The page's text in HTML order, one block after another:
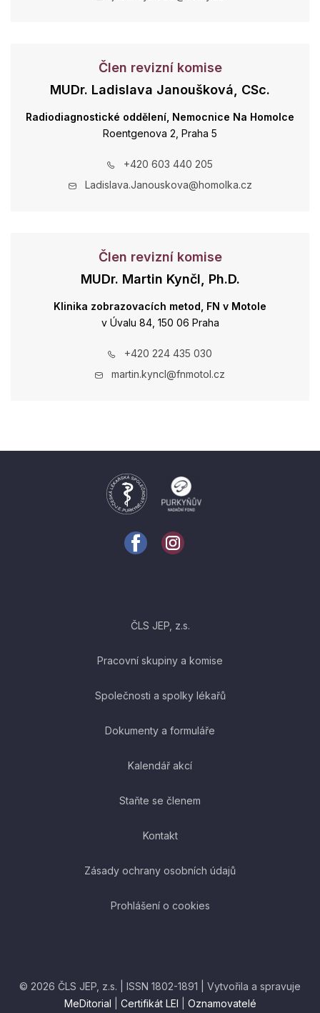
Člen revizní komise
MUDr. Ladislava Janoušková, CSc.
Radiodiagnostické oddělení, Nemocnice Na Homolce
Roentgenova 2, Praha 5
+420 603 440 205
Ladislava.Janouskova@homolka.cz
Člen revizní komise
MUDr. Martin Kynčl, Ph.D.
Klinika zobrazovacích metod, FN v Motole
v Úvalu 84, 150 06 Praha
+420 224 435 030
martin.kyncl@fnmotol.cz
ČLS JEP, z.s.
Pracovní skupiny a komise
Společnosti a spolky lékařů
Dokumenty a formuláře
Kalendář akcí
Staňte se členem
Kontakt
Zásady ochrany osobních údajů
Prohlášení o cookies
© 2026 ČLS JEP, z.s. | ISSN 1802-1891 | Vytvořila a spravuje
MeDitorial
Certifikát LEI Oznamovatelé